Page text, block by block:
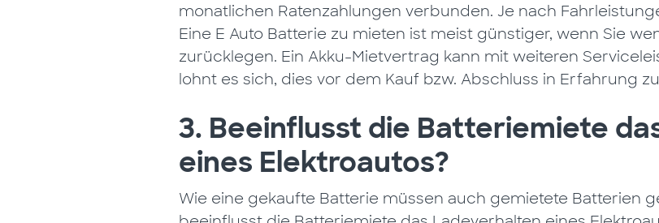
monatlichen Ratenzahlungen verbunden. Je nach
Eine E Auto Batterie zu mieten ist meist günstiger, wenn Sie
zurücklegen. Ein Akku-Mietvertrag kann mit weiteren
lohnt es sich, dies vor dem Kauf bzw. Abschluss in Erfahrung
3. Beeinflusst die Batteriemiete
eines Elektroautos?
Wie eine gekaufte Batterie müssen auch gemietete Batterien